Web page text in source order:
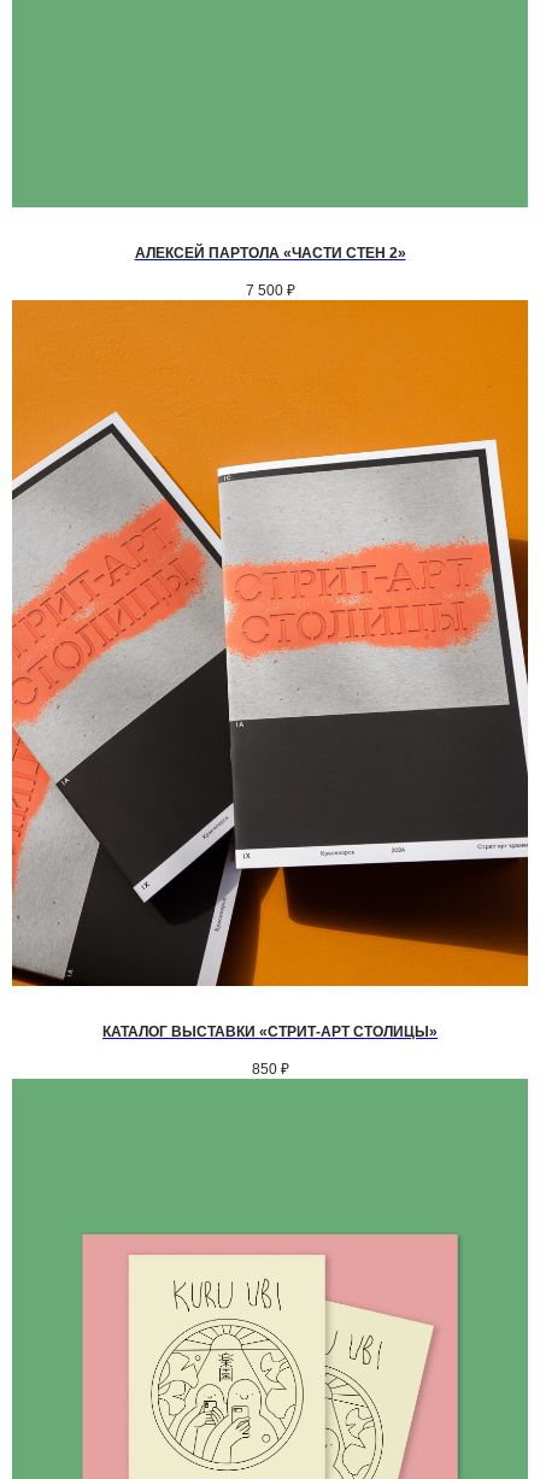
АЛЕКСЕЙ ПАРТОЛА «ЧАСТИ СТЕН 2»
7 500 ₽
КАТАЛОГ ВЫСТАВКИ «СТРИТ-АРТ СТОЛИЦЫ»
850 ₽